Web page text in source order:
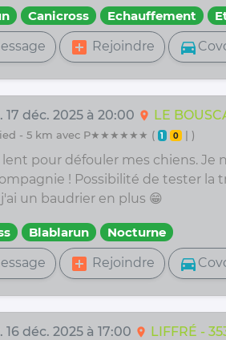
Canicross Echauffement
add_box Rejoindre directions_car
17 déc. 2025 à 20:00 location_on LE
- 5 km avec P★★★★★★ ( 1 0 | )
pour défouler mes chiens. Je
! Possibilité de tester la
un baudrier en plus 😁
Blablarun Nocturne
add_box Rejoindre directions_car
16 déc. 2025 à 17:00 location_on LIFFRÉ -